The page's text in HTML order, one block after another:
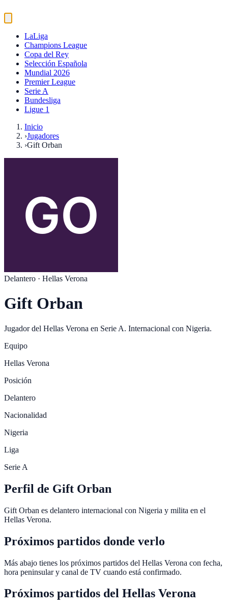
LaLiga
Champions League
Copa del Rey
Selección Española
Mundial 2026
Premier League
Serie A
Bundesliga
Ligue 1
Inicio
›Jugadores
›Gift Orban
Delantero · Hellas Verona
Gift Orban
Jugador del Hellas Verona en Serie A. Internacional con Nigeria.
Equipo
Hellas Verona
Posición
Delantero
Nacionalidad
Nigeria
Liga
Serie A
Perfil de Gift Orban
Gift Orban es delantero internacional con Nigeria y milita en el
Hellas Verona.
Próximos partidos donde verlo
Más abajo tienes los próximos partidos del Hellas Verona con fecha,
hora peninsular y canal de TV cuando está confirmado.
Próximos partidos del Hellas Verona